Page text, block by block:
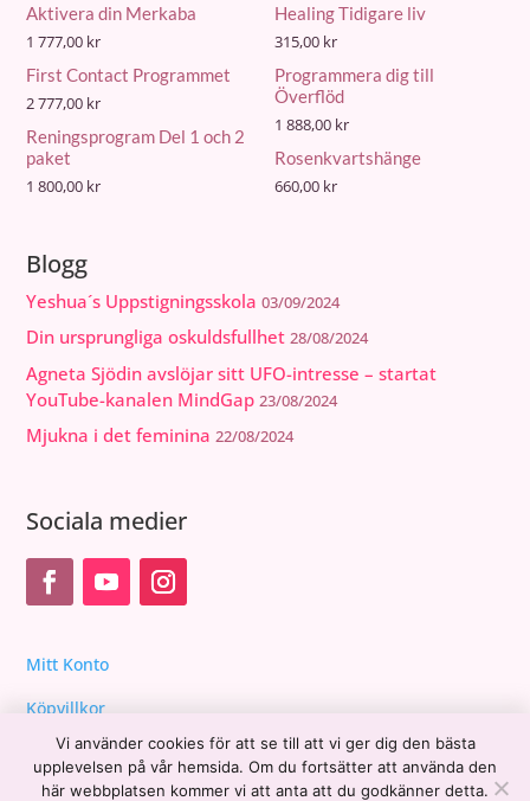
Aktivera din Merkaba
1 777,00 kr
Healing Tidigare liv
315,00 kr
First Contact Programmet
2 777,00 kr
Programmera dig till
Överflöd
1 888,00 kr
Reningsprogram Del 1 och 2
paket
1 800,00 kr
Rosenkvartshänge
660,00 kr
Blogg
Yeshua´s Uppstigningsskola 03/09/2024
Din ursprungliga oskuldsfullhet 28/08/2024
Agneta Sjödin avslöjar sitt UFO-intresse – startat
YouTube-kanalen MindGap 23/08/2024
Mjukna i det feminina 22/08/2024
Sociala medier
Mitt Konto
Köpvillkor
Vi använder cookies för att se till att vi ger dig den bästa
upplevelsen på vår hemsida. Om du fortsätter att använda den
här webbplatsen kommer vi att anta att du godkänner detta.